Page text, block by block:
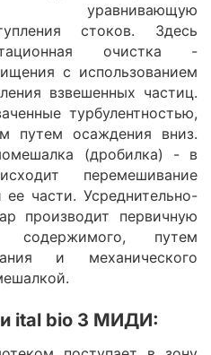
уравнивающую
стоков. Здесь
очистка -
с использованием
взвешенных частиц.
турбулентностью,
путем осаждения вниз.
(дробилка) - в
перемешивание
части. Усреднительно-
производит первичную
содержимого, путем
и механического
ital bio 3 МИДИ: